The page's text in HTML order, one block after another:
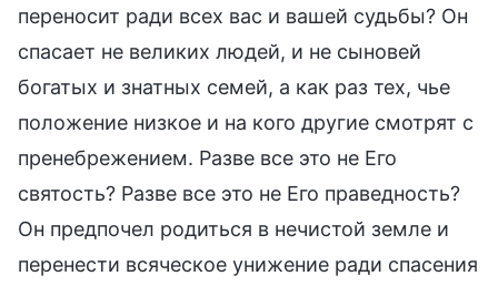
переносит ради всех вас и вашей судьбы? Он
спасает не великих людей, и не сыновей
богатых и знатных семей, а как раз тех, чье
положение низкое и на кого другие смотрят с
пренебрежением. Разве все это не Его
святость? Разве все это не Его праведность?
Он предпочел родиться в нечистой земле и
перенести всяческое унижение ради спасения